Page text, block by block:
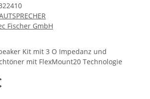
Fischer GmbH
Kit mit 3 O Impedanz und
mit FlexMount20 Technologie